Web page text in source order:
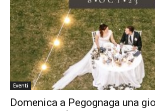
Eventi
Domenica a Pegognaga una